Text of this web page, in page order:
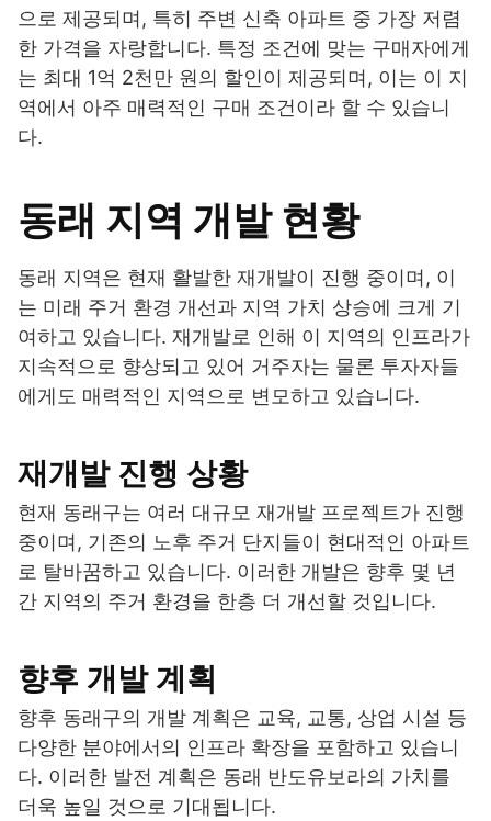
으로 제공되며, 특히 주변 신축 아파트 중 가장 저렴
한 가격을 자랑합니다. 특정 조건에 맞는 구매자에게
는 최대 1억 2천만 원의 할인이 제공되며, 이는 이 지
역에서 아주 매력적인 구매 조건이라 할 수 있습니
다.
동래 지역 개발 현황
동래 지역은 현재 활발한 재개발이 진행 중이며, 이
는 미래 주거 환경 개선과 지역 가치 상승에 크게 기
여하고 있습니다. 재개발로 인해 이 지역의 인프라가
지속적으로 향상되고 있어 거주자는 물론 투자자들
에게도 매력적인 지역으로 변모하고 있습니다.
재개발 진행 상황
현재 동래구는 여러 대규모 재개발 프로젝트가 진행
중이며, 기존의 노후 주거 단지들이 현대적인 아파트
로 탈바꿈하고 있습니다. 이러한 개발은 향후 몇 년
간 지역의 주거 환경을 한층 더 개선할 것입니다.
향후 개발 계획
향후 동래구의 개발 계획은 교육, 교통, 상업 시설 등
다양한 분야에서의 인프라 확장을 포함하고 있습니
다. 이러한 발전 계획은 동래 반도유보라의 가치를
더욱 높일 것으로 기대됩니다.